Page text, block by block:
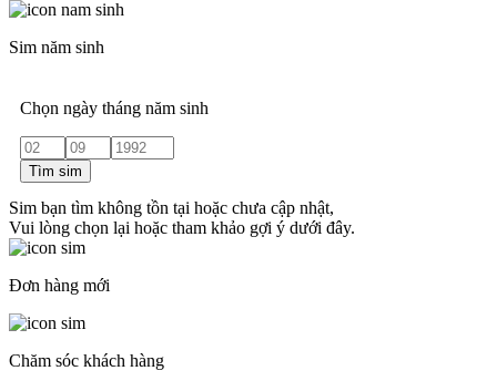
Sim năm sinh
Chọn ngày tháng năm sinh
Tìm sim
Sim bạn tìm không tồn tại hoặc chưa cập nhật,
Vui lòng chọn lại hoặc tham khảo gợi ý dưới đây.
Đơn hàng mới
Chăm sóc khách hàng